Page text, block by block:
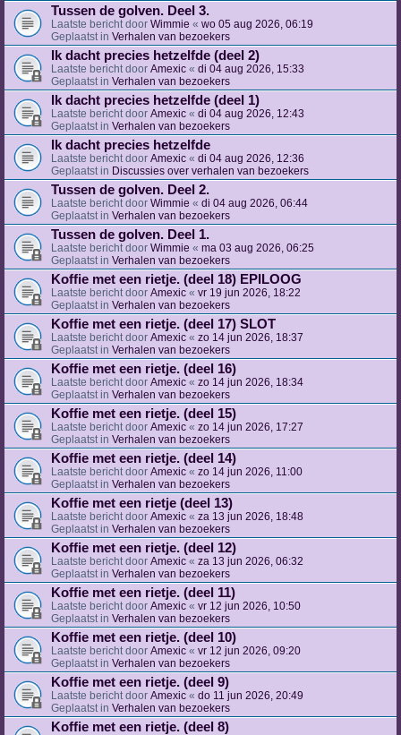
Tussen de golven. Deel 3.
Laatste bericht door Wimmie « wo 05 aug 2026, 06:19
Geplaatst in Verhalen van bezoekers
Ik dacht precies hetzelfde (deel 2)
Laatste bericht door Amexic « di 04 aug 2026, 15:33
Geplaatst in Verhalen van bezoekers
Ik dacht precies hetzelfde (deel 1)
Laatste bericht door Amexic « di 04 aug 2026, 12:43
Geplaatst in Verhalen van bezoekers
Ik dacht precies hetzelfde
Laatste bericht door Amexic « di 04 aug 2026, 12:36
Geplaatst in Discussies over verhalen van bezoekers
Tussen de golven. Deel 2.
Laatste bericht door Wimmie « di 04 aug 2026, 06:44
Geplaatst in Verhalen van bezoekers
Tussen de golven. Deel 1.
Laatste bericht door Wimmie « ma 03 aug 2026, 06:25
Geplaatst in Verhalen van bezoekers
Koffie met een rietje. (deel 18) EPILOOG
Laatste bericht door Amexic « vr 19 jun 2026, 18:22
Geplaatst in Verhalen van bezoekers
Koffie met een rietje. (deel 17) SLOT
Laatste bericht door Amexic « zo 14 jun 2026, 18:37
Geplaatst in Verhalen van bezoekers
Koffie met een rietje. (deel 16)
Laatste bericht door Amexic « zo 14 jun 2026, 18:34
Geplaatst in Verhalen van bezoekers
Koffie met een rietje. (deel 15)
Laatste bericht door Amexic « zo 14 jun 2026, 17:27
Geplaatst in Verhalen van bezoekers
Koffie met een rietje. (deel 14)
Laatste bericht door Amexic « zo 14 jun 2026, 11:00
Geplaatst in Verhalen van bezoekers
Koffie met een rietje (deel 13)
Laatste bericht door Amexic « za 13 jun 2026, 18:48
Geplaatst in Verhalen van bezoekers
Koffie met een rietje. (deel 12)
Laatste bericht door Amexic « za 13 jun 2026, 06:32
Geplaatst in Verhalen van bezoekers
Koffie met een rietje. (deel 11)
Laatste bericht door Amexic « vr 12 jun 2026, 10:50
Geplaatst in Verhalen van bezoekers
Koffie met een rietje. (deel 10)
Laatste bericht door Amexic « vr 12 jun 2026, 09:20
Geplaatst in Verhalen van bezoekers
Koffie met een rietje. (deel 9)
Laatste bericht door Amexic « do 11 jun 2026, 20:49
Geplaatst in Verhalen van bezoekers
Koffie met een rietje. (deel 8)